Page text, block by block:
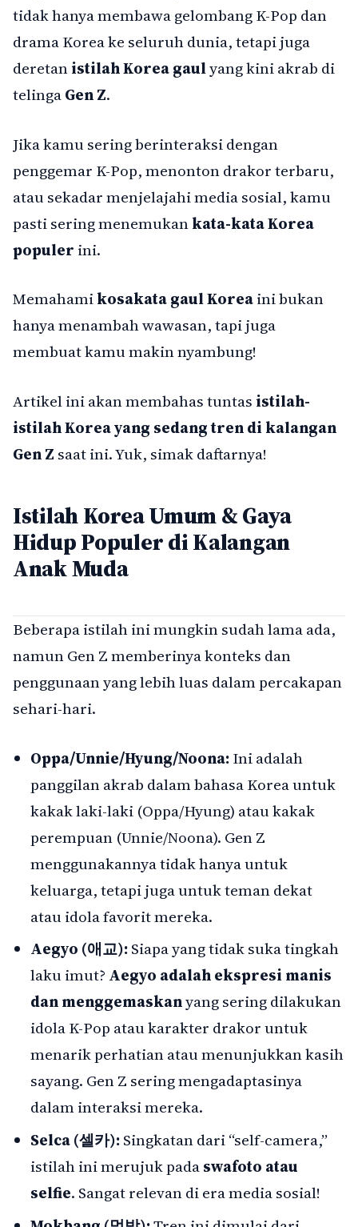
tidak hanya membawa gelombang K-Pop dan
drama Korea ke seluruh dunia, tetapi juga
deretanistilah Korea gaulyang kini akrab di
telingaGen Z.
Jika kamu sering berinteraksi dengan
penggemar K-Pop, menonton drakor terbaru,
atau sekadar menjelajahi media sosial, kamu
pasti sering menemukankata-kata Korea
populer ini.
Memahamikosakata gaul Koreaini bukan
hanya menambah wawasan, tapi juga
membuat kamu makin nyambung!
Artikel ini akan membahas tuntasistilah-
istilah Korea yang sedang tren di kalangan
Gen Z saat ini. Yuk, simak daftarnya!
Istilah Korea Umum & Gaya
Hidup Populer di Kalangan
Anak Muda
Beberapa istilah ini mungkin sudah lama ada,
namun Gen Z memberinya konteks dan
penggunaan yang lebih luas dalam percakapan
sehari-hari.
Oppa/Unnie/Hyung/Noona:Ini adalah
panggilan akrab dalam bahasa Korea untuk
kakak laki-laki (Oppa/Hyung) atau kakak
perempuan (Unnie/Noona). Gen Z
menggunakannya tidak hanya untuk
keluarga, tetapi juga untuk teman dekat
atau idola favorit mereka.
Aegyo (애교):Siapa yang tidak suka tingkah
laku imut? Aegyo adalah ekspresi manis
dan menggemaskanyang sering dilakukan
idola K-Pop atau karakter drakor untuk
menarik perhatian atau menunjukkan kasih
sayang. Gen Z sering mengadaptasinya
dalam interaksi mereka.
Selca (셀카):Singkatan dari “self-camera,”
istilah ini merujuk padaswafoto atau
selfie. Sangat relevan di era media sosial!